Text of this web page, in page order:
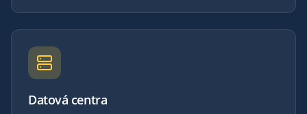
Datová centra